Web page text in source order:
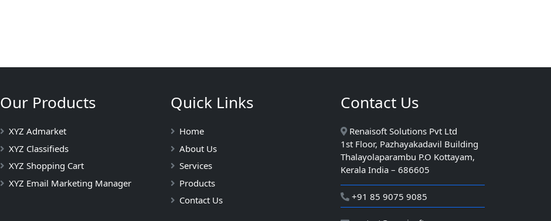
Our Products
XYZ Admarket
XYZ Classifieds
XYZ Shopping Cart
XYZ Email Marketing Manager
Quick Links
Home
About Us
Services
Products
Contact Us
Contact Us
Renaisoft Solutions Pvt Ltd
1st Floor, Pazhayakadavil Building
Thalayolaparambu P.O Kottayam,
Kerala India – 686605
+91 85 9075 9085